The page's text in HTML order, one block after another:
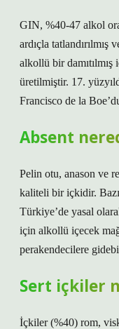
GIN, %40-47 alkol
ardıçla tatlandırılmış
alkollü bir
üretilmiştir. 17.
Francisco de la
Absent
Pelin otu, anason ve
kaliteli bir içkidir. Bazı
Türkiye’de yasal
için alkollü içecek
perakendecilere
Sert içkiler
İçkiler (%40) rom,